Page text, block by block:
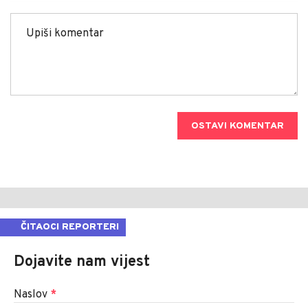
OSTAVI KOMENTAR
ČITAOCI REPORTERI
Dojavite nam vijest
Naslov *